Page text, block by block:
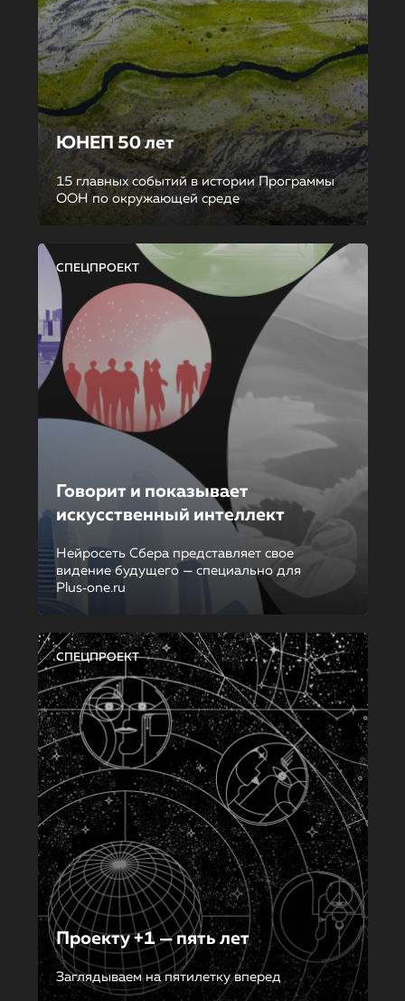
ЮНЕП 50 лет
15 главных событий в истории Программы
ООН по окружающей среде
СПЕЦПРОЕКТ
Говорит и показывает
искусственный интеллект
Нейросеть Сбера представляет свое
видение будущего — специально для
Plus‑one.ru
СПЕЦПРОЕКТ
Проекту +1 — пять лет
Заглядываем на пятилетку вперед